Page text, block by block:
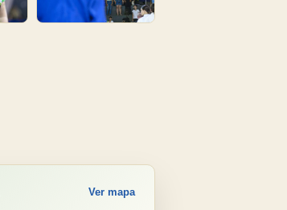
Ver mapa